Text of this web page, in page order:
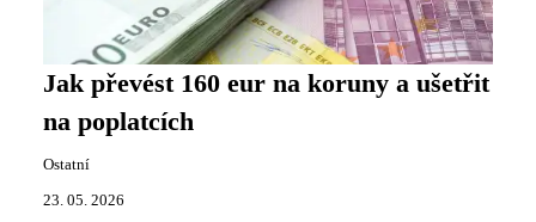
Jak převést 160 eur na koruny a ušetřit
na poplatcích
Ostatní
23. 05. 2026